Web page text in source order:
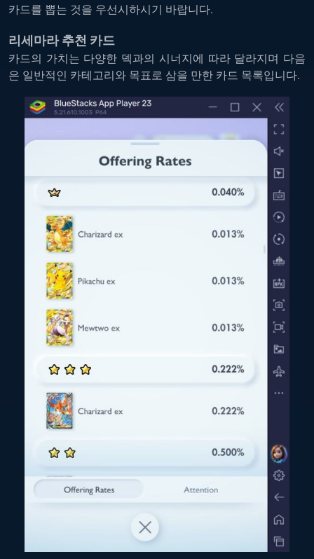
카드를 뽑는 것을 우선시하시기 바랍니다.
리세마라 추천 카드
카드의 가치는 다양한 덱과의 시너지에 따라 달라지며 다음
은 일반적인 카테고리와 목표로 삼을 만한 카드 목록입니다.